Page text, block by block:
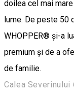
doilea cel mai
lume. De peste 50
WHOPPER® și-a
premium și de a
de familie.
Calea Severinului